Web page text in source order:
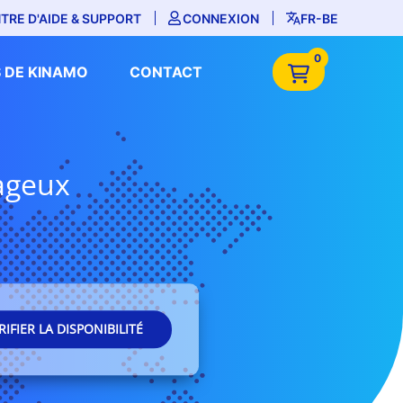
D'AIDE & SUPPORT CONNEXION FR-BE
DE KINAMO CONTACT
0
LA DISPONIBILITÉ